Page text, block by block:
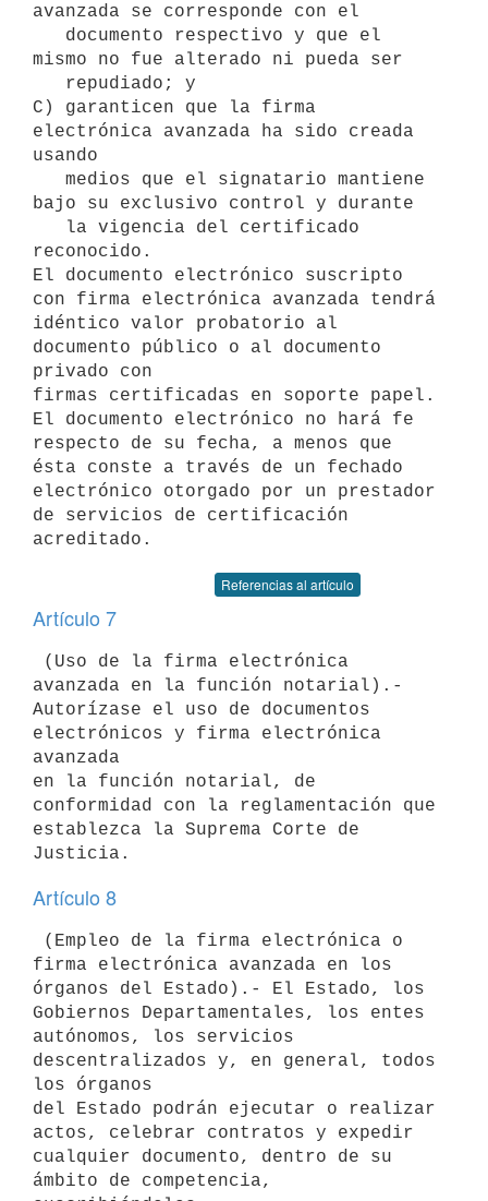
avanzada se corresponde con el
mismo no fue alterado ni pueda ser
C) garanticen que la firma
electrónica avanzada ha sido creada
usando
bajo su exclusivo control y durante
reconocido.
El documento electrónico suscripto
con firma electrónica avanzada tendrá
idéntico valor probatorio al
documento público o al documento
privado con
firmas certificadas en soporte papel.
El documento electrónico no hará fe
respecto de su fecha, a menos que
ésta conste a través de un fechado
electrónico otorgado por un prestador
de servicios de certificación
Referencias al artículo
Artículo 7
avanzada en la función notarial).-
Autorízase el uso de documentos
electrónicos y firma electrónica
avanzada
en la función notarial, de
conformidad con la reglamentación que
establezca la Suprema Corte de
Artículo 8
firma electrónica avanzada en los
órganos del Estado).- El Estado, los
Gobiernos Departamentales, los entes
autónomos, los servicios
descentralizados y, en general, todos
los órganos
del Estado podrán ejecutar o realizar
actos, celebrar contratos y expedir
cualquier documento, dentro de su
ámbito de competencia,